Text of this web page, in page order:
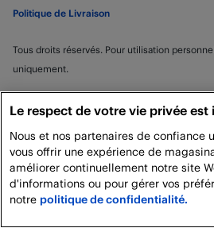
Politique de Livraison
Tous droits réservés. Pour utilisation
uniquement.
Le respect de votre vie privée
Nous et nos partenaires de confiance
vous offrir une expérience de
améliorer continuellement notre site
d'informations ou pour gérer vos
notre politique de confidentialité.